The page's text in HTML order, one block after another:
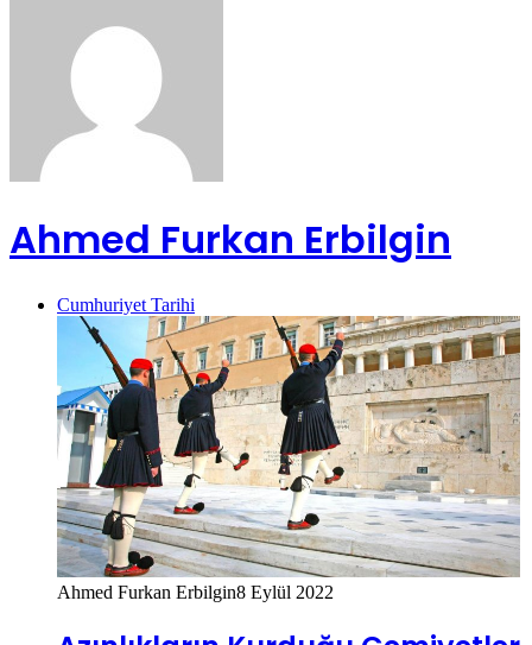
Ahmed Furkan Erbilgin
Cumhuriyet Tarihi
Ahmed Furkan Erbilgin8 Eylül 2022